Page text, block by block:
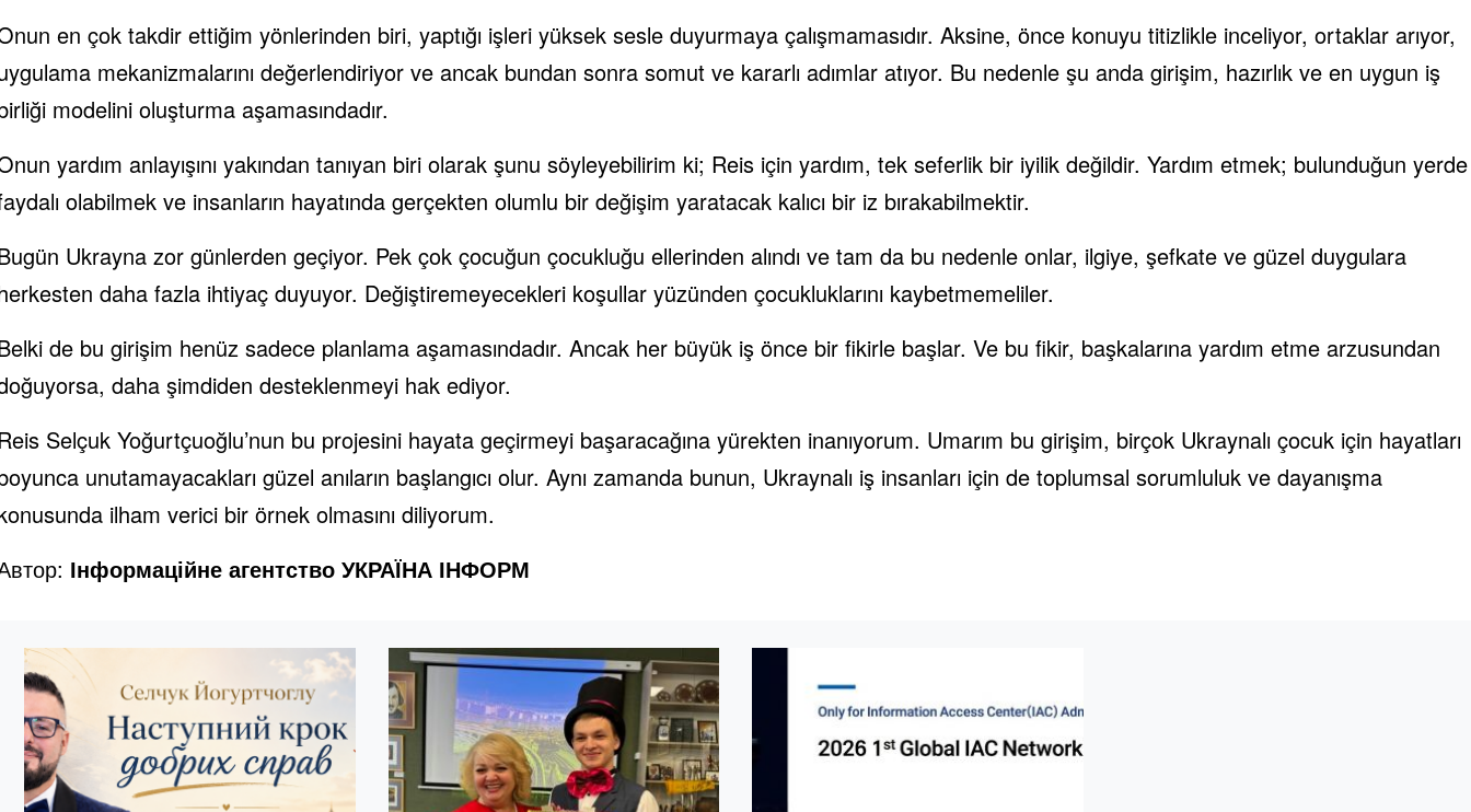
en çok takdir ettiğim yönlerinden biri, yaptığı işleri yüksek sesle duyurmaya çalışmamasıdır. Aksine, önce konuyu titizlikle inceliyor, ortaklar arıyor,
mekanizmalarını değerlendiriyor ve ancak bundan sonra somut ve kararlı adımlar atıyor. Bu nedenle şu anda girişim, hazırlık ve en uygun iş
modelini oluşturma aşamasındadır.
yardım anlayışını yakından tanıyan biri olarak şunu söyleyebilirim ki; Reis için yardım, tek seferlik bir iyilik değildir. Yardım etmek; bulunduğun yerde
olabilmek ve insanların hayatında gerçekten olumlu bir değişim yaratacak kalıcı bir iz bırakabilmektir.
Ukrayna zor günlerden geçiyor. Pek çok çocuğun çocukluğu ellerinden alındı ve tam da bu nedenle onlar, ilgiye, şefkate ve güzel duygulara
daha fazla ihtiyaç duyuyor. Değiştiremeyecekleri koşullar yüzünden çocukluklarını kaybetmemeliler.
de bu girişim henüz sadece planlama aşamasındadır. Ancak her büyük iş önce bir fikirle başlar. Ve bu fikir, başkalarına yardım etme arzusundan
daha şimdiden desteklenmeyi hak ediyor.
Selçuk Yoğurtçuoğlu’nun bu projesini hayata geçirmeyi başaracağına yürekten inanıyorum. Umarım bu girişim, birçok Ukraynalı çocuk için hayatları
unutamayacakları güzel anıların başlangıcı olur. Aynı zamanda bunun, Ukraynalı iş insanları için de toplumsal sorumluluk ve dayanışma
ilham verici bir örnek olmasını diliyorum.
Інформаційне агентство УКРАЇНА ІНФОРМ